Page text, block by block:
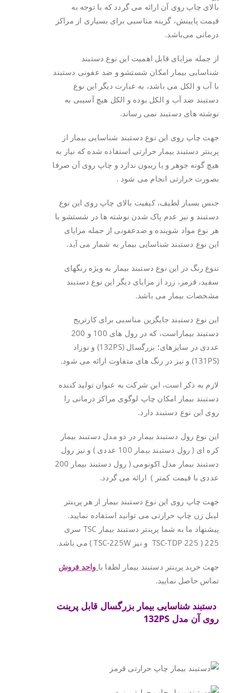
بالای چاپ روی آن ارائه می گردد که با توجه به
قیمت پایینش، گزینه مناسبی برای بسیاری از مراکز
درمانی می‌باشد.
از جمله مزایای قابل اهمیت این نوع دستبند
شناسایی بیمار امکان شستشو و ضد عفونی دستبند
با آب و الکل می باشد، به عبارت دیگر این نوع
دستبند ضد آب و الکل بوده و الکل هیچ آسیبی به
نوشته های دستبند نمی رساند.
جهت چاپ روی این نوع دستبند شناسایی بیمار از
پرینتر دستبند بیمار حرارتی استفاده شده که نیاز به
هیچ گونه جوهر و یا ریبون ندارد و چاپ روی آن صرفا
بصورت حرارتی انجام می شود .
جنس بسیار لطیف، کیفیت بالای چاپ روی این نوع
دستبند و نیز عدم پاک شدن نوشته ها در شستشو با
هر نوع مواد شوینده و ضدعفونی از جمله مزایای
این نوع دستبند شناسایی بیمار به شمار می آید.
تنوع رنگ در این نوع دستبند بیمار به ویژه رنگهای
سفید، قرمز، زرد از مزایای دیگر این نوع دستبند
مشخصات بیمار می باشد.
این نوع دستبند جایگزین مناسبی برای کارتریج
دستبند بیماراست، که در رول های 100 و 200
عددی در سایزهای؛ بزرگسال (132PS) و نوزاد
(131PS) و نیز در رنگ های متفاوت ارائه می شود.
لازم به ذکر است، این شرکت به عنوان تولید کننده
دستبند بیمار امکان چاپ لوگوی مراکز درمانی را
روی این نوع دستبند دارد.
این نوع رول دستبند بیمار در دو مدل دستبند بیمار
کره ای ( رول دستبند بیمار 100 عددی ) و نیز رول
دستبند بیمار مدل اکونومی ( رول دستبند بیمار 200
عددی با قیمت کمتر ) ارائه می گردد.
جهت چاپ روی این نوع دستبند بیمار از هر پرینتر
لیبل زن چاپ حرارتی می توانید استفاده نمایید.
پیشنهاد ما به شما پرینتر دستبند بیمار TSC سری
225 ( TSC-TDP 225 و نیز TSC-225W ) می باشد.
جهت خرید پرینتر دستبند بیمار لطفا با واحد فروش
تماس حاصل نمایید.
دستبند شناسایی بیمار بزرگسال قابل پرینت
روی آن مدل 132PS